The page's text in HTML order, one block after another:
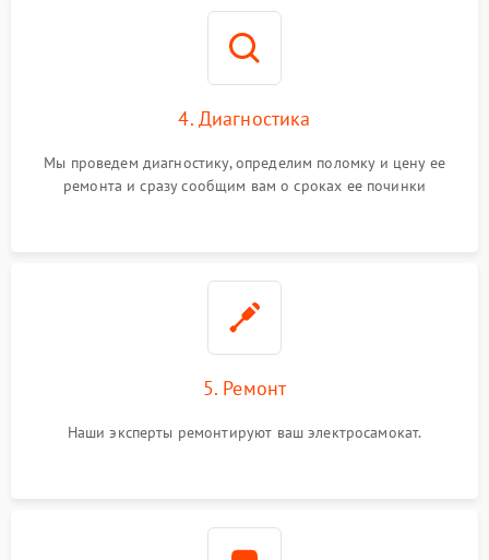
4. Диагностика
Мы проведем диагностику, определим поломку и цену ее
ремонта и сразу сообщим вам о сроках ее починки
5. Ремонт
Наши эксперты ремонтируют ваш электросамокат.